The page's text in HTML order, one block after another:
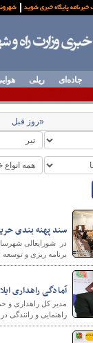
جاده‌ای ریلی
«روز قبل
سند پهنه بندی حریم شهر
برنامه ریزی و توسعه
آمادگی راهداری
مدیر کل راهداری و
راهنمایی و